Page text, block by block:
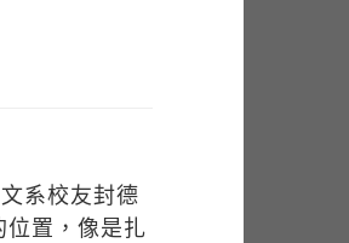
系校友封德
置，像是扎